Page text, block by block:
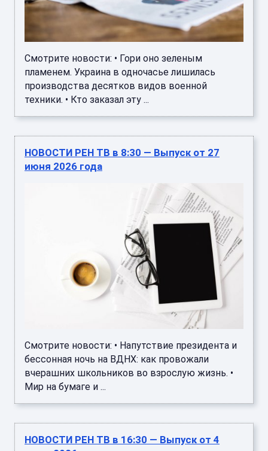
Смотрите новости: • Гори оно зеленым
пламенем. Украина в одночасье лишилась
производства десятков видов военной
техники. • Кто заказал эту ...
НОВОСТИ РЕН ТВ в 8:30 — Выпуск от 27
июня 2026 года
Смотрите новости: • Напутствие президента и
бессонная ночь на ВДНХ: как провожали
вчерашних школьников во взрослую жизнь. •
Мир на бумаге и ...
НОВОСТИ РЕН ТВ в 16:30 — Выпуск от 4